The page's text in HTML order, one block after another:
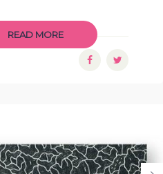
READ MORE